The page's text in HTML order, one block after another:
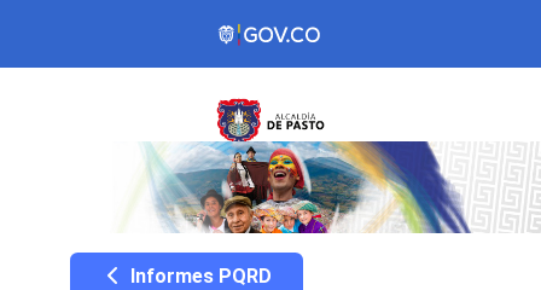
Informes PQRD